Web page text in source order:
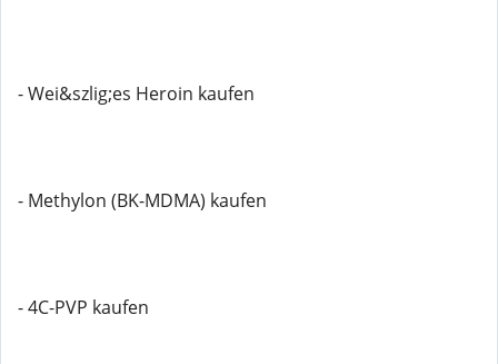
- Wei&szlig;es Heroin kaufen
- Methylon (BK-MDMA) kaufen
- 4C-PVP kaufen